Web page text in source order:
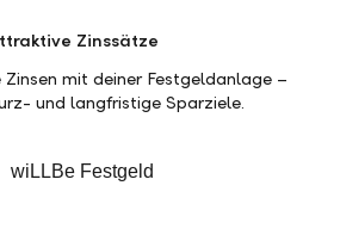
Zinssätze
mit deiner Festgeldanlage –
und langfristige Sparziele.